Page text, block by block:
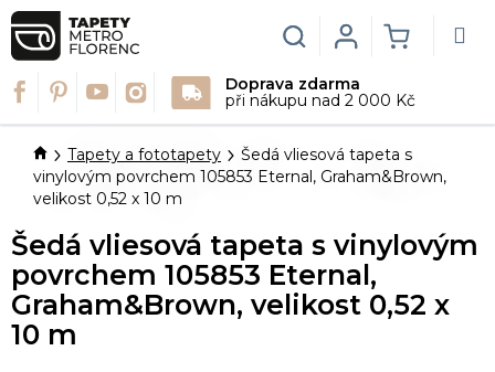
Přejít
na
obsah
Doprava zdarma
při nákupu nad 2 000 Kč
Hledat
KOŠÍK
Login
DomůTapety a fototapety
Šedá vliesová tapeta s
vinylovým povrchem 105853 Eternal, Graham&Brown,
velikost 0,52 x 10 m
Šedá vliesová tapeta s vinylovým
povrchem 105853 Eternal,
Graham&Brown, velikost 0,52 x
10 m